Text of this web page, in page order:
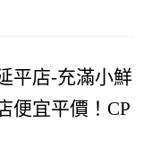
平店-充滿小鮮
便宜平價！CP